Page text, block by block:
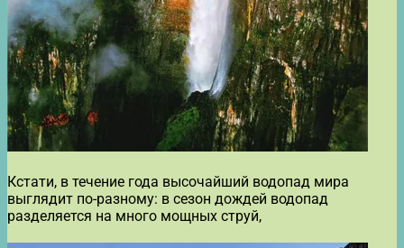
Кстати, в течение года высочайший водопад мира
выглядит по-разному: в сезон дождей водопад
разделяется на много мощных струй,